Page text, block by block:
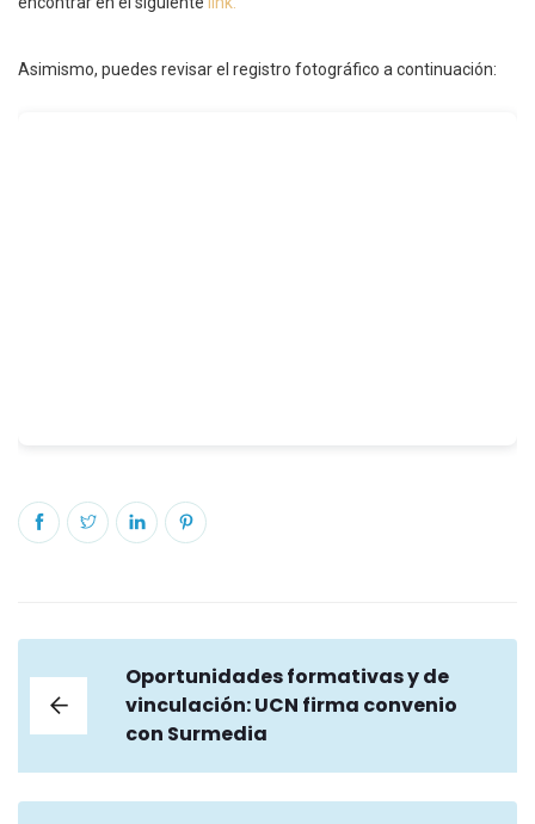
Asimismo, puedes revisar el registro fotográfico a continuación:
Oportunidades formativas y de
vinculación: UCN firma convenio
con Surmedia